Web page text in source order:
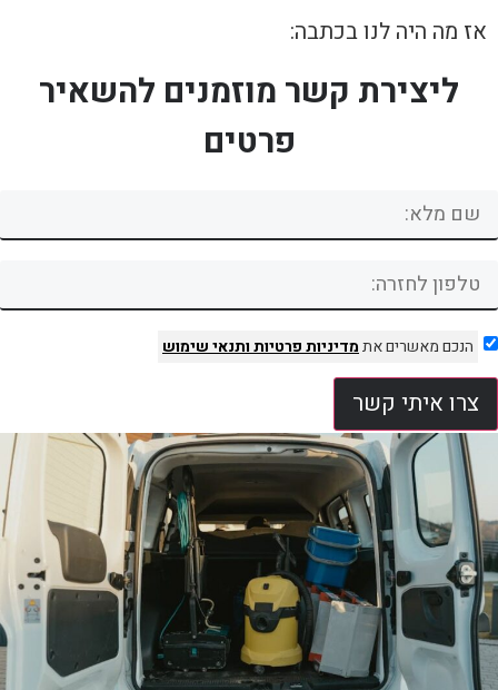
אז מה היה לנו בכתבה:
ליצירת קשר מוזמנים להשאיר
פרטים
הנכם מאשרים אתמדיניות פרטיותותנאי שימוש
צרו איתי קשר